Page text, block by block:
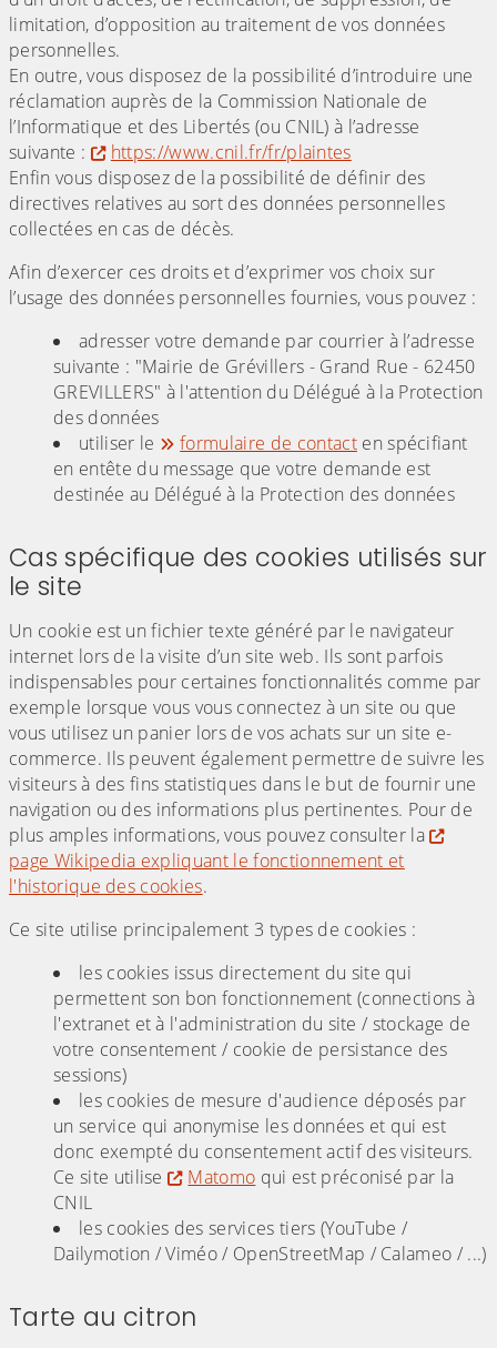
limitation, d’opposition au traitement de vos données
personnelles.
En outre, vous disposez de la possibilité d’introduire une
réclamation auprès de la Commission Nationale de
l’Informatique et des Libertés (ou CNIL) à l’adresse
suivante :
https://www.cnil.fr/fr/plaintes
Enfin vous disposez de la possibilité de définir des
directives relatives au sort des données personnelles
collectées en cas de décès.
Afin d’exercer ces droits et d’exprimer vos choix sur
l’usage des données personnelles fournies, vous pouvez :
adresser votre demande par courrier à l’adresse
suivante : "Mairie de Grévillers - Grand Rue - 62450
GREVILLERS" à l'attention du Délégué à la Protection
des données
utiliser le
formulaire de contacten spécifiant
en entête du message que votre demande est
destinée au Délégué à la Protection des données
Cas spécifique des cookies utilisés sur
le site
Un cookie est un fichier texte généré par le navigateur
internet lors de la visite d’un site web. Ils sont parfois
indispensables pour certaines fonctionnalités comme par
exemple lorsque vous vous connectez à un site ou que
vous utilisez un panier lors de vos achats sur un site e-
commerce. Ils peuvent également permettre de suivre les
visiteurs à des fins statistiques dans le but de fournir une
navigation ou des informations plus pertinentes. Pour de
plus amples informations, vous pouvez consulter la
page Wikipedia expliquant le fonctionnement et
l'historique des cookies.
Ce site utilise principalement 3 types de cookies :
les cookies issus directement du site qui
permettent son bon fonctionnement (connections à
l'extranet et à l'administration du site / stockage de
votre consentement / cookie de persistance des
sessions)
les cookies de mesure d'audience déposés par
un service qui anonymise les données et qui est
donc exempté du consentement actif des visiteurs.
Ce site utilise
Matomo qui est préconisé par la
CNIL
les cookies des services tiers (YouTube /
Dailymotion / Viméo / OpenStreetMap / Calameo / ...)
Tarte au citron